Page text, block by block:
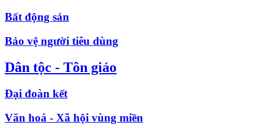
Bất động sản
Bảo vệ người tiêu dùng
Dân tộc - Tôn giáo
Đại đoàn kết
Văn hoá - Xã hội vùng miền